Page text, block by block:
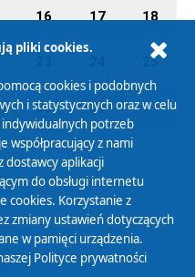
16 17 18
25
30 31 01
pliki cookies.
cookies i podobnych
i statystycznych oraz w celu
potrzeb
współpracujący z nami
dostawcy aplikacji
do obsługi internetu
cookies. Korzystanie z
zmiany ustawień dotyczących
w pamięci urządzenia.
Polityce prywatności